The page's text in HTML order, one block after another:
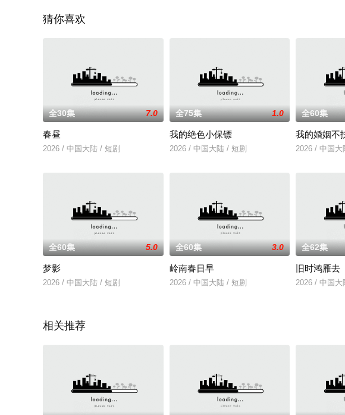
猜你喜欢
全30集 7.0
春昼
2026 / 中国大陆 / 短剧
全75集 1.0
我的绝色小保镖
2026 / 中国大陆 / 短剧
全60集
我的婚姻不
2026 / 中国大
全60集 5.0
梦影
2026 / 中国大陆 / 短剧
全60集 3.0
岭南春日早
2026 / 中国大陆 / 短剧
全62集
旧时鸿雁去
2026 / 中国大
相关推荐